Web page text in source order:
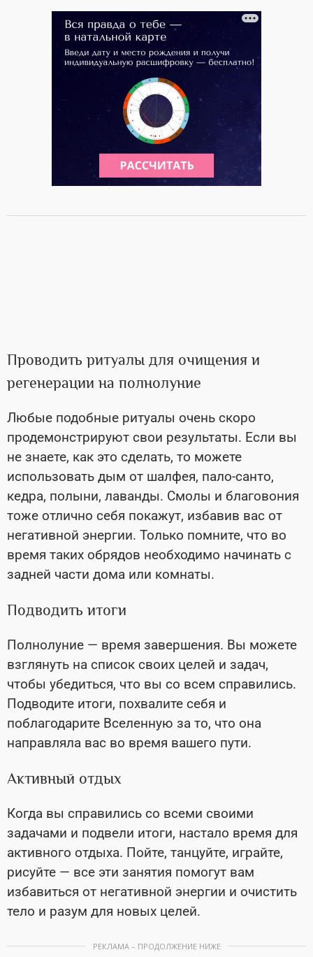
Проводить ритуалы для очищения и
регенерации на полнолуние
Любые подобные ритуалы очень скоро
продемонстрируют свои результаты. Если вы
не знаете, как это сделать, то можете
использовать дым от шалфея, пало-санто,
кедра, полыни, лаванды. Смолы и благовония
тоже отлично себя покажут, избавив вас от
негативной энергии. Только помните, что во
время таких обрядов необходимо начинать с
задней части дома или комнаты.
Подводить итоги
Полнолуние — время завершения. Вы можете
взглянуть на список своих целей и задач,
чтобы убедиться, что вы со всем справились.
Подводите итоги, похвалите себя и
поблагодарите Вселенную за то, что она
направляла вас во время вашего пути.
Активный отдых
Когда вы справились со всеми своими
задачами и подвели итоги, настало время для
активного отдыха. Пойте, танцуйте, играйте,
рисуйте — все эти занятия помогут вам
избавиться от негативной энергии и очистить
тело и разум для новых целей.
РЕКЛАМА – ПРОДОЛЖЕНИЕ НИЖЕ